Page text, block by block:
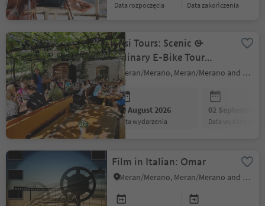
data rozpoczęcia data zakończenia
Sissi Tours: Scenic &
Culinary E-Bike Tour
Merano
Meran/Merano, Meran/Merano and environs
19 August 2026
data wydarzenia
02 September
data wydarzenia
Film in Italian: Omar
Meran/Merano, Meran/Merano and environs